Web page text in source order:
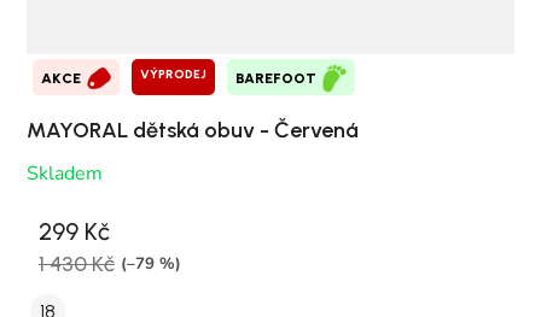
AKCE VÝPRODEJ BAREFOOT
MAYORAL dětská obuv - Červená
Skladem
299 Kč
1 430 Kč (–79 %)
18